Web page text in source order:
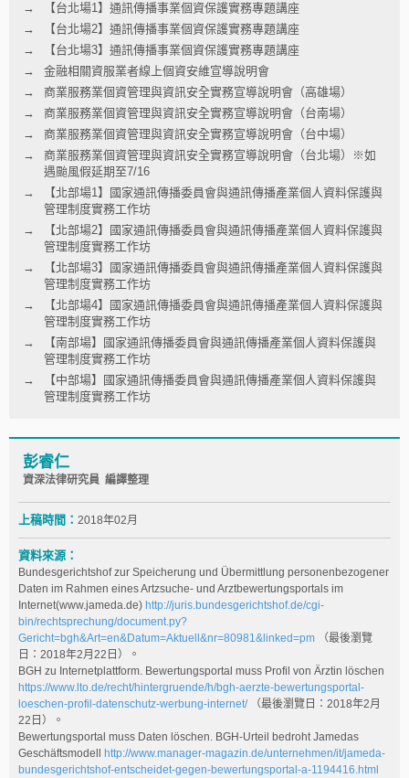
【台北場1】通訊傳播事業個資保護實務專題講座
【台北場2】通訊傳播事業個資保護實務專題講座
【台北場3】通訊傳播事業個資保護實務專題講座
金融相關資服業者線上個資安維宣導說明會
商業服務業個資管理與資訊安全實務宣導說明會（高雄場）
商業服務業個資管理與資訊安全實務宣導說明會（台南場）
商業服務業個資管理與資訊安全實務宣導說明會（台中場）
商業服務業個資管理與資訊安全實務宣導說明會（台北場）※如
遇颱風假延期至7/16
【北部場1】國家通訊傳播委員會與通訊傳播產業個人資料保護與
管理制度實務工作坊
【北部場2】國家通訊傳播委員會與通訊傳播產業個人資料保護與
管理制度實務工作坊
【北部場3】國家通訊傳播委員會與通訊傳播產業個人資料保護與
管理制度實務工作坊
【北部場4】國家通訊傳播委員會與通訊傳播產業個人資料保護與
管理制度實務工作坊
【南部場】國家通訊傳播委員會與通訊傳播產業個人資料保護與
管理制度實務工作坊
【中部場】國家通訊傳播委員會與通訊傳播產業個人資料保護與
管理制度實務工作坊
彭睿仁
資深法律研究員 編譯整理
上稿時間： 2018年02月
資料來源：
Bundesgerichtshof zur Speicherung und Übermittlung personenbezogener
Daten im Rahmen eines Artzsuche- und Arztbewertungsportals im
Internet(www.jameda.de) http://juris.bundesgerichtshof.de/cgi-
bin/rechtsprechung/document.py?
Gericht=bgh&Art=en&Datum=Aktuell&nr=80981&linked=pm （最後瀏覽
日：2018年2月22日）。
BGH zu Internetplattform. Bewertungsportal muss Profil von Ärztin löschen
https://www.lto.de/recht/hintergruende/h/bgh-aerzte-bewertungsportal-
loeschen-profil-datenschutz-werbung-internet/（最後瀏覽日：2018年2月
22日）。
Bewertungsportal muss Daten löschen. BGH-Urteil bedroht Jamedas
Geschäftsmodell
http://www.manager-magazin.de/unternehmen/it/jameda-
bundesgerichtshof-entscheidet-gegen-bewertungsportal-a-1194416.html